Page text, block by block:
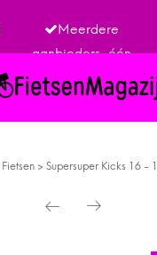
Meerdere
aanbieders, één
Fietsen > Supersuper Kicks 16 -